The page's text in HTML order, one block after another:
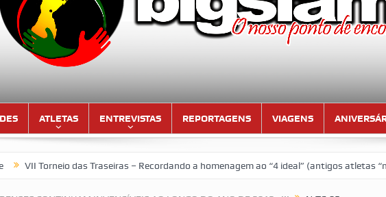
ATLETAS ENTREVISTAS REPORTAGENS VIAGENS
das Traseiras – Recordando a homenagem ao “4 ideal” (antigos atletas